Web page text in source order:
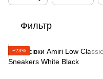
Фильтр
−23%